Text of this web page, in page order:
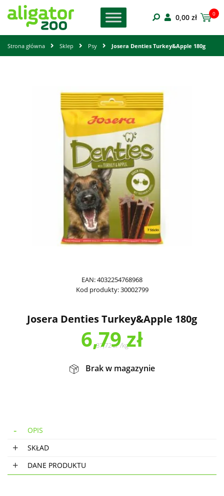
0,00 zł 0
Strona główna Sklep Psy Josera Denties Turkey&Apple 180g
EAN:4032254768968
Kod produkty:30002799
Josera Denties Turkey&Apple 180g
6,79zł
37,72zł /kg
Brak w magazynie
OPIS
SKŁAD
DANE PRODUKTU